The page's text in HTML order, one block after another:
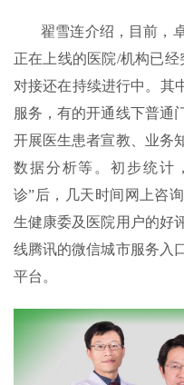
翟雪连介绍，目前，
正在上线的医院/机构已
对接还在持续进行中。其
服务，有的开通线下普通
开展医生患者宣教、业务
数据分析等。初步统计
诊”后，几天时间网上咨
生健康委及医院用户的好
线腾讯的微信城市服务入
平台。